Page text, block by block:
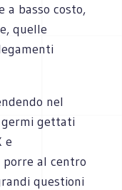
a basso costo,
quelle
nel
germi gettati
e
porre al centro
questioni